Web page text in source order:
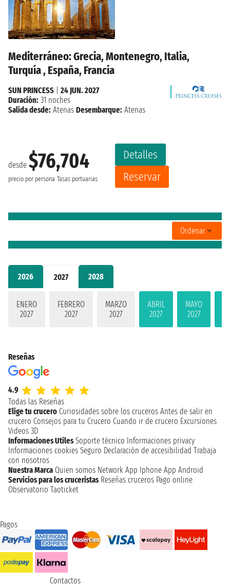
2026 2027 2028
ENERO
2027
FEBRERO
2027
MARZO
2027
ABRIL
2027
MAYO
2027
Mediterráneo: Grecia, Montenegro, Italia,
Turquía , España, Francia
desde $76,704
precio por persona Tasas portuarias
Detalles
Reservar
SUN PRINCESS
24 JUN. 2027
Duración: 31 noches
Salida desde: Atenas Desembarque: Atenas
Ordenar
Reseñas
4.9
Todas las Reseñas
Elige tu crucero Curiosidades sobre los cruceros Antes de salir en
crucero Consejos para tu Crucero Cuando ir de crucero Excursiones
Videos 3D
Informaciones Utiles Soporte técnico Informaciones privacy
Informaciones cookies Seguro Declaración de accesibilidad Trabaja
con nosotros
Nuestra Marca Quien somos Network App Iphone App Android
Servicios para los cruceristas Reseñas cruceros Pago online
Observatorio Taoticket
Pagos
Contactos